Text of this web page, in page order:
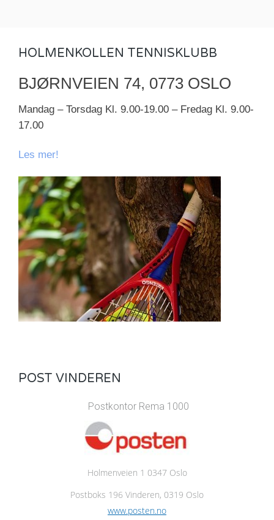
HOLMENKOLLEN TENNISKLUBB
BJØRNVEIEN 74, 0773 OSLO
Mandag – Torsdag Kl. 9.00-19.00 – Fredag Kl. 9.00-
17.00
Les mer!
POST VINDEREN
Postkontor Rema 1000
Holmenveien 1 0347 Oslo
Postboks 196 Vinderen, 0319 Oslo
www.posten.no